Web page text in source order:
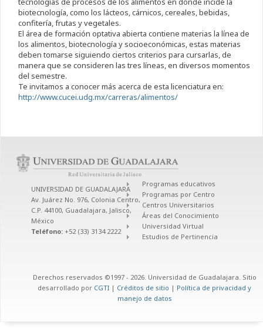
biotecnología, como los lácteos, cárnicos, cereales, bebidas,
confitería, frutas y vegetales.
El área de formación optativa abierta contiene materias la línea de
los alimentos, biotecnología y socioeconómicas, estas materias
deben tomarse siguiendo ciertos criterios para cursarlas, de
manera que se consideren las tres líneas, en diversos momentos
del semestre.
Te invitamos a conocer más acerca de esta licenciatura en:
http://www.cucei.udg.mx/carreras/alimentos/
UNIVERSIDAD DE GUADALAJARA
Av. Juárez No. 976, Colonia Centro,
C.P. 44100, Guadalajara, Jalisco,
México
Teléfono: +52 (33) 3134 2222
Programas educativos
Programas por Centro
Centros Universitarios
Áreas del Conocimiento
Universidad Virtual
Estudios de Pertinencia
Derechos reservados ©1997 - 2026. Universidad de Guadalajara. Sitio
desarrollado por CGTI | Créditos de sitio | Política de privacidad y
manejo de datos